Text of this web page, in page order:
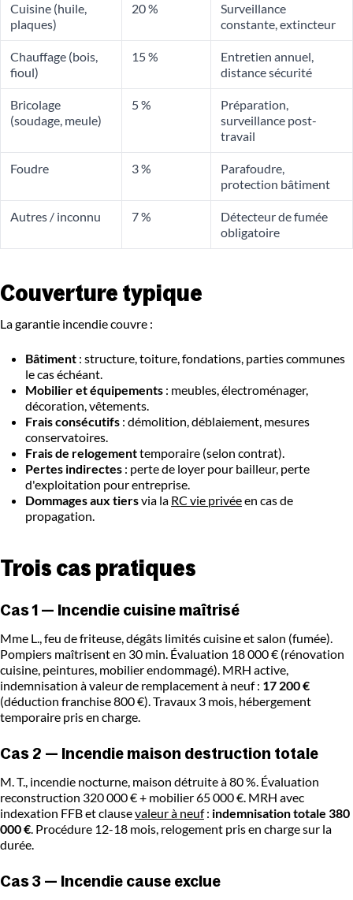
Cuisine (huile,
plaques)
20 %
Surveillance
constante, extincteur
Chauffage (bois,
fioul)
15 %
Entretien annuel,
distance sécurité
Bricolage
(soudage, meule)
5 %
Préparation,
surveillance post-
travail
Foudre 3 %
Parafoudre,
protection bâtiment
Autres / inconnu 7 %
Détecteur de fumée
obligatoire
Couverture typique
La garantie incendie couvre :
Bâtiment : structure, toiture, fondations, parties communes
le cas échéant.
Mobilier et équipements : meubles, électroménager,
décoration, vêtements.
Frais consécutifs : démolition, déblaiement, mesures
conservatoires.
Frais de relogementtemporaire (selon contrat).
Pertes indirectes : perte de loyer pour bailleur, perte
d'exploitation pour entreprise.
Dommages aux tiersvia la RC vie privéeen cas de
propagation.
Trois cas pratiques
Cas 1 — Incendie cuisine maîtrisé
Mme L., feu de friteuse, dégâts limités cuisine et salon (fumée).
Pompiers maîtrisent en 30 min. Évaluation 18 000 € (rénovation
cuisine, peintures, mobilier endommagé). MRH active,
indemnisation à valeur de remplacement à neuf : 17 200 €
(déduction franchise 800 €). Travaux 3 mois, hébergement
temporaire pris en charge.
Cas 2 — Incendie maison destruction totale
M. T., incendie nocturne, maison détruite à 80 %. Évaluation
reconstruction 320 000 € + mobilier 65 000 €. MRH avec
indexation FFB et clausevaleur à neuf: indemnisation totale 380
000 € . Procédure 12-18 mois, relogement pris en charge sur la
durée.
Cas 3 — Incendie cause exclue